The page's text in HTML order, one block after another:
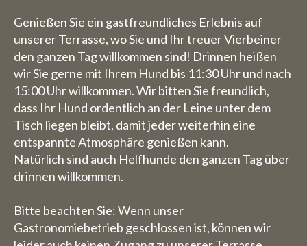
Genießen Sie ein gastfreundliches Erlebnis auf
unserer Terrasse, wo Sie und Ihr treuer Vierbeiner
den ganzen Tag willkommen sind! Drinnen heißen
wir Sie gerne mit Ihrem Hund bis 11:30 Uhr und nach
15:00 Uhr willkommen. Wir bitten Sie freundlich,
dass Ihr Hund ordentlich an der Leine unter dem
Tisch liegen bleibt, damit jeder weiterhin eine
entspannte Atmosphäre genießen kann.
Natürlich sind auch Helfhunde den ganzen Tag über
drinnen willkommen.
Bitte beachten Sie: Wenn unser
Gastronomiebetrieb geschlossen ist, können wir